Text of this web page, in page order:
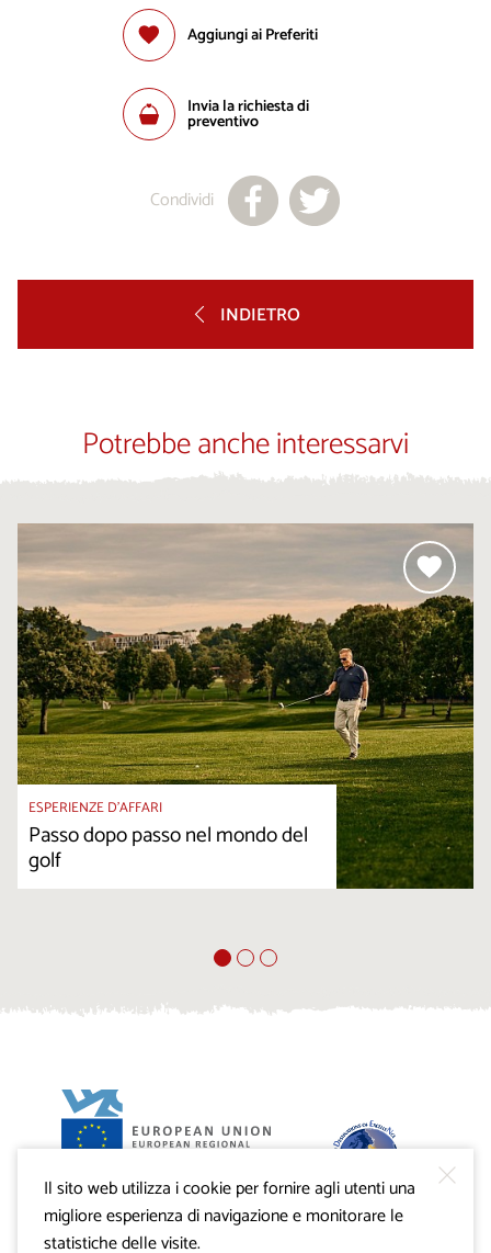
Aggiungi ai Preferiti
Invia la richiesta di
preventivo
Condividi
INDIETRO
Potrebbe anche interessarvi
ESPERIENZE D’AFFARI
Passo dopo passo nel mondo del
golf
Progetto VisitKras. L’investimento è cofinanziato dalla
Repubblica di Slovenia e dal Fondo europeo di sviluppo
regionale dell’Unione Europea.
Il sito web utilizza i cookie per fornire agli utenti una
migliore esperienza di navigazione e monitorare le
statistiche delle visite.